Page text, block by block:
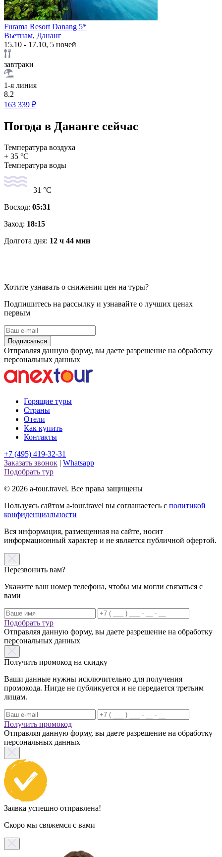
Furama Resort Danang 5*
Вьетнам, Дананг
15.10 - 17.10, 5 ночей
завтраки
1-я линия
8.2
163 339 ₽
Погода в Дананге сейчас
Температура воздуха
+ 35 °C
Температура воды
+ 31 °C
Восход: 05:31
Заход: 18:15
Долгота дня: 12 ч 44 мин
Хотите узнавать о снижении цен на туры?
Подпишитесь на рассылку и узнавайте о лучших ценах
первым
Подписаться
Отправляя данную форму, вы даете разрешение на обработку
персональных данных
Горящие туры
Страны
Отели
Как купить
Контакты
+7 (495) 419-32-31
Заказать звонок | Whatsapp
Подобрать тур
© 2026 a-tour.travel. Все права защищены
Пользуясь сайтом a-tour.travel вы соглашаетесь с политикой
конфиденциальности
Вся информация, размещенная на сайте, носит
информационный характер и не является публичной офертой.
Перезвонить вам?
Укажите ваш номер телефона, чтобы мы могли связаться с
вами
Подобрать тур
Отправляя данную форму, вы даете разрешение на обработку
персональных данных
Получить промокод на скидку
Ваши данные нужны исключительно для получения
промокода. Нигде не публикуется и не передается третьим
лицам.
Получить промокод
Отправляя данную форму, вы даете разрешение на обработку
персональных данных
Заявка успешно отправлена!
Скоро мы свяжемся с вами